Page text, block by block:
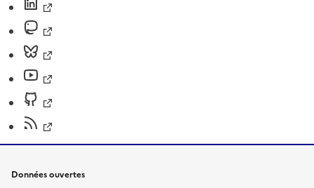
Données ouvertes